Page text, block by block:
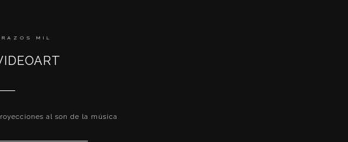
MIL
al son de la música